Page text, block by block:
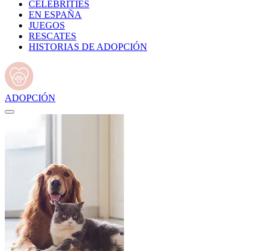
CELEBRITIES
EN ESPAÑA
JUEGOS
RESCATES
HISTORIAS DE ADOPCIÓN
ADOPCIÓN